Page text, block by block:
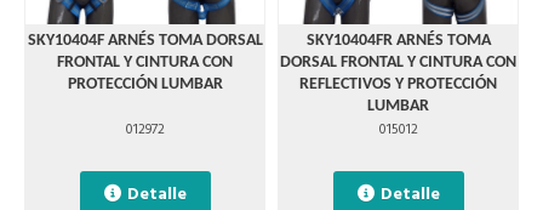
SKY10404F ARNÉS TOMA DORSAL
FRONTAL Y CINTURA CON
PROTECCIÓN LUMBAR
012972
Detalle
SKY10404FR ARNÉS TOMA
DORSAL FRONTAL Y CINTURA CON
REFLECTIVOS Y PROTECCIÓN
LUMBAR
015012
Detalle